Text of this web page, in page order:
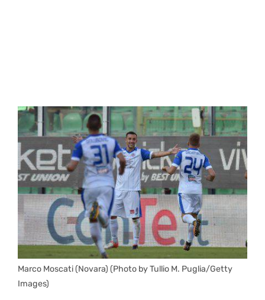
Marco Moscati (Novara) (Photo by Tullio M. Puglia/Getty
Images)